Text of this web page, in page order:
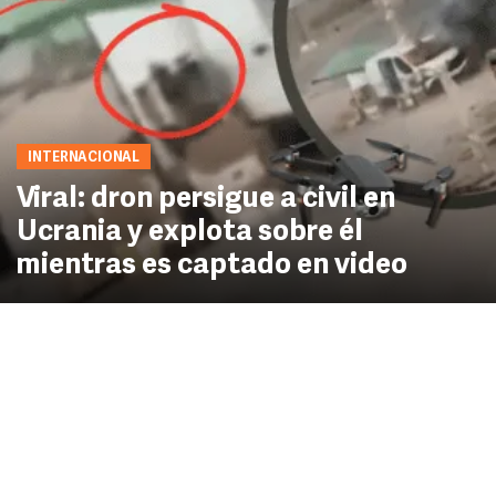
INTERNACIONAL
Viral: dron persigue a civil en
Ucrania y explota sobre él
mientras es captado en video